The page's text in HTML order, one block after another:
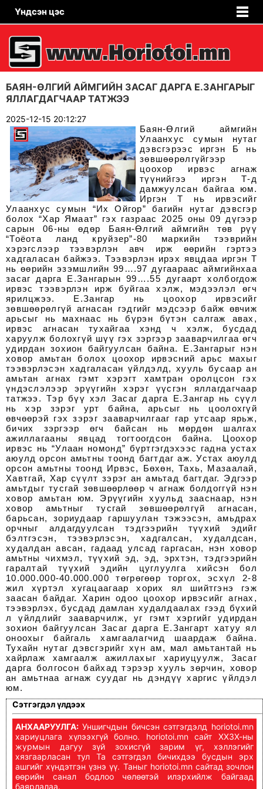
Үндсэн цэс
БАЯН-ӨЛГИЙ АЙМГИЙН ЗАСАГ ДАРГА Е.ЗАНГАРЫГ
ЯЛЛАГДАГЧААР ТАТЖЭЭ
2025-12-15 20:12:27
Баян-Өлгий аймгийн
Улаанхус сумын нутаг
дэвсгэрээс иргэн Б нь
зөвшөөрөлгүйгээр
цоохор ирвэс агнаж
түүнийгээ иргэн Т-д
дамжуулсан байгаа юм.
Иргэн Т нь ирвэсийг
Улаанхус сумын “Их Ойгор” багийн нутаг дэвсгэр
болох “Хар Ямаат” гэх газраас 2025 оны 09 дүгээр
сарын 06-ны өдөр Баян-Өлгий аймгийн төв рүү
“Тоёота ланд круйзер”-80 маркийн тээврийн
хэрэгслээр тээвэрлэн авч ирж өөрийн гэртээ
хадгаласан байжээ. Тээвэрлэн ирэх явцдаа иргэн Т
нь өөрийн эзэмшлийн 99….97 дугаараас аймгийнхаа
засаг дарга Е.Зангарын 99….55 дугаарт холбогдож
ирвэс тээвэрлэн ирж буйгаа хэлж, мэдээлэл өгч
ярилцжээ. Е.Зангар нь цоохор ирвэсийг
зөвшөөрөлгүй агнасан гэдгийг мэдсээр байж өвчиж
арьсыг нь махнаас нь бүрэн бүтэн салгаж авах,
ирвэс агнасан тухайгаа хэнд ч хэлж, бусдад
харуулж болохгүй шүү гэх зэргээр зааварчилгаа өгч
удирдан зохион байгуулсан байна. Е.Зангарыг нэн
ховор амьтан болох цоохор ирвэсний арьс махыг
тээвэрлэсэн хадгаласан үйлдэлд, хууль бусаар ан
амьтан агнах гэмт хэрэгт хамтран оролцсон гэх
үндэслэлээр эрүүгийн хэрэг үүсгэн яллагдагчаар
татжээ. Тэр бүү хэл Засаг дарга Е.Зангар нь сүүл
нь хэр зэрэг урт байна, арьсыг нь цоолохгүй
өвчөөрэй гэх зэрэг зааварчилгааг гар утсаар ярьж,
бичих зэргээр өгч байсан нь мөрдөн шалгах
ажиллагааны явцад тогтоогдсон байна. Цоохор
ирвэс нь “Улаан номонд” бүртгэгдэхээс гадна устах
аюулд орсон амьтны тоонд багтдаг аж. Устах аюулд
орсон амьтны тоонд Ирвэс, Бөхөн, Тахь, Мазаалай,
Хавтгай, Хар сүүлт зэрэг ан амьтад багтдаг. Эдгээр
амьтдыг тусгай зөвшөөрлөөр ч агнаж болдоггүй нэн
ховор амьтан юм. Эрүүгийн хуульд зааснаар, нэн
ховор амьтныг тусгай зөвшөөрөлгүй агнасан,
барьсан, зориудаар гаршуулан тэжээсэн, амьдрах
орчныг алдагдуулсан тэдгээрийн түүхий эдийг
бэлтгэсэн, тээвэрлэсэн, хадгалсан, худалдсан,
худалдан авсан, гадаад улсад гаргасан, нэн ховор
амьтны чихмэл, түүхий эд, эд, эрхтэн, тэдгээрийн
гаралтай түүхий эдийн цуглуулга хийсэн бол
10.000.000-40.000.000 төгрөгөөр торгох, эсхүл 2-8
жил хүртэл хугацаагаар хорих ял шийтгэнэ гэж
заасан байдаг. Харин одоо цоохор ирвэсийг агнах,
тээвэрлэх, бусдад дамлан худалдаалах гээд бүхий
л үйлдлийг зааварчилж, уг гэмт хэргийг удирдан
зохион байгуулсан Засаг дарга Е.Зангарт хатуу ял
оноохыг байгаль хамгаалагчид шаардаж байна.
Тухайн нутаг дэвсгэрийг хүн ам, мал амьтантай нь
хайрлаж хамгаалж ажиллахыг хариуцуулж, Засаг
дарга болгосон байхад тэрээр хууль зөрчин, ховор
ан амьтнаа агнаж суудаг нь дэндүү харгис үйлдэл
юм.
Сэтгэгдэл үлдээх
АНХААРУУЛГА: Уншигчдын бичсэн сэтгэгдэлд horiotoi.mn
хариуцлага хүлээхгүй болно. horiotoi.mn сайт ХХЗХ-ны
журмын дагуу зүй зохисгүй зарим үг, хэллэгийг
хязгаарласан тул Та сэтгэгдэл бичихдээ бусдын эрх
ашгийг хүндэтгэн үзнэ үү. Таныг horiotoi.mn сайтад зочлон
өөрийн санал бодлоо чөлөөтэй илэрхийлж байгаад
баярлалаа.